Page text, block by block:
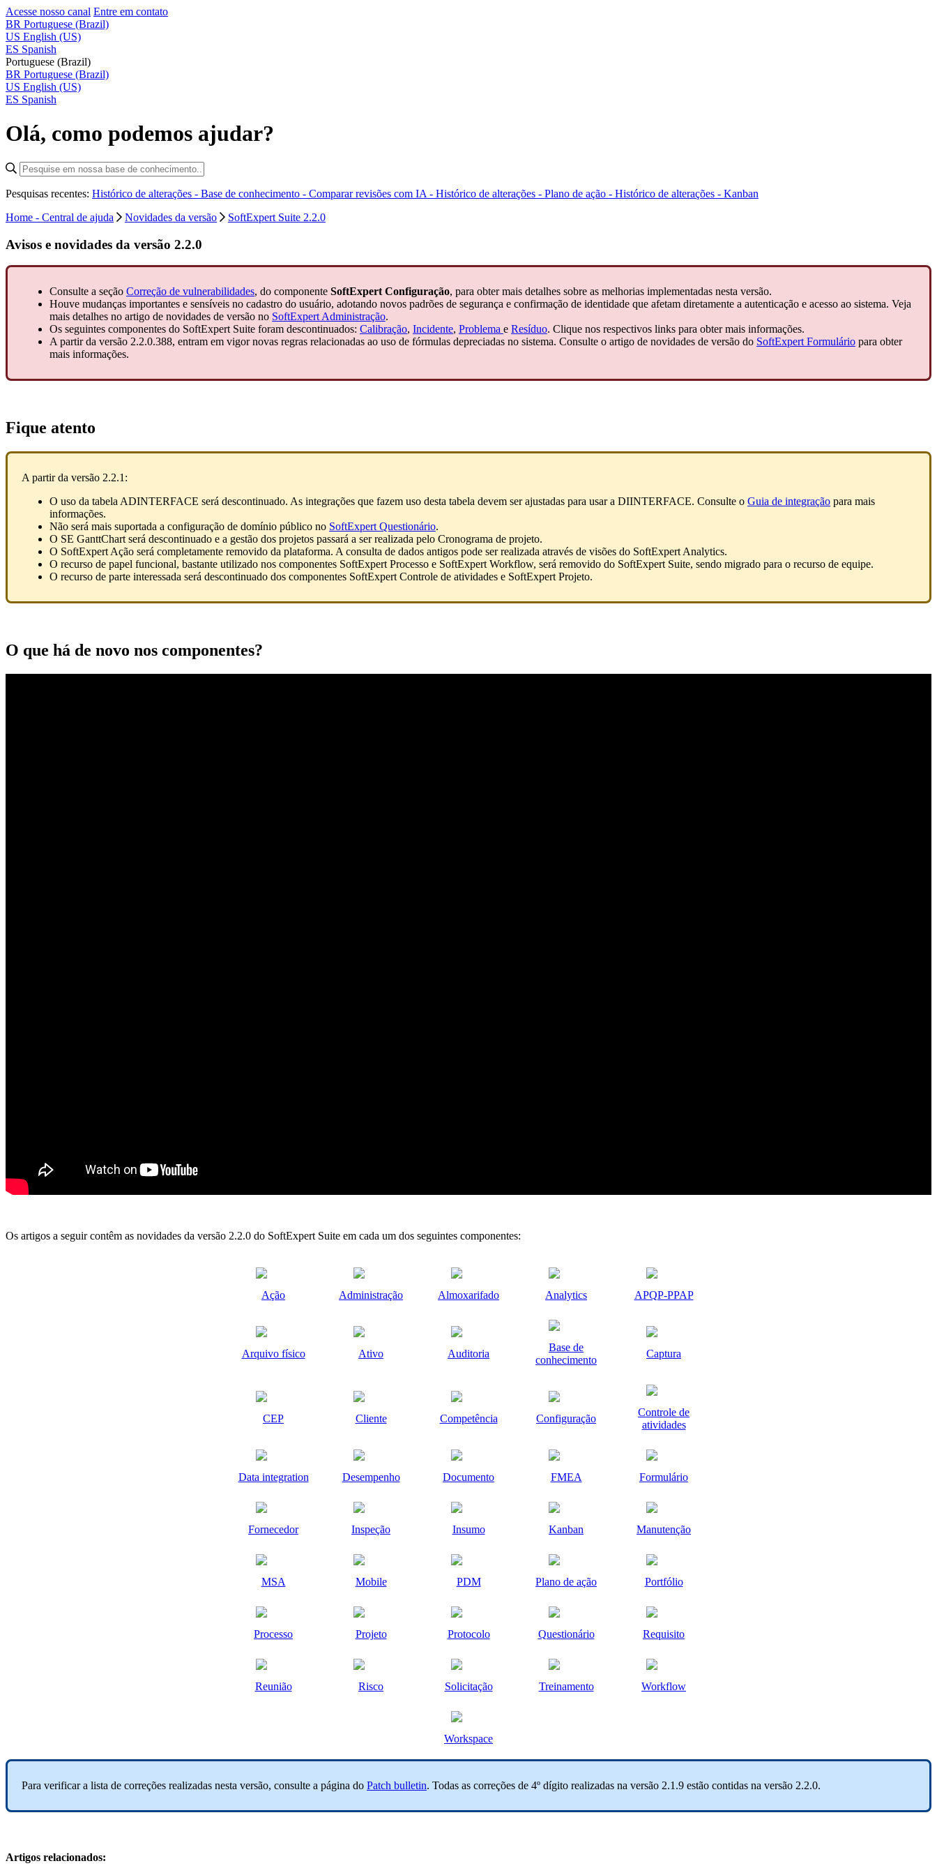
Acesse nosso canal Entre em contato
BR Portuguese (Brazil)
US English (US)
ES Spanish
Portuguese (Brazil)
BR Portuguese (Brazil)
US English (US)
ES Spanish
Olá, como podemos ajudar?
Pesquisas recentes: Histórico de alterações - Base de conhecimento - Comparar revisões com IA - Histórico de alterações - Plano de ação - Histórico de alterações - Kanban
Home - Central de ajuda
Novidades da versão SoftExpert Suite 2.2.0
Avisos e novidades da versão 2.2.0
Consulte a seção Correção de vulnerabilidades, do componente SoftExpert Configuração, para obter mais detalhes sobre as melhorias implementadas nesta versão.
Houve mudanças importantes e sensíveis no cadastro do usuário, adotando novos padrões de segurança e confirmação de identidade que afetam diretamente a autenticação e acesso ao sistema. Veja
mais detalhes no artigo de novidades de versão no SoftExpert Administração.
Os seguintes componentes do SoftExpert Suite foram descontinuados: Calibração, Incidente, Problema e Resíduo. Clique nos respectivos links para obter mais informações.
A partir da versão 2.2.0.388, entram em vigor novas regras relacionadas ao uso de fórmulas depreciadas no sistema. Consulte o artigo de novidades de versão do SoftExpert Formulário para obter
mais informações.
Fique atento
A partir da versão 2.2.1:
O uso da tabela ADINTERFACE será descontinuado. As integrações que fazem uso desta tabela devem ser ajustadas para usar a DIINTERFACE. Consulte o Guia de integração para mais
informações.
Não será mais suportada a configuração de domínio público no SoftExpert Questionário.
O SE GanttChart será descontinuado e a gestão dos projetos passará a ser realizada pelo Cronograma de projeto.
O SoftExpert Ação será completamente removido da plataforma. A consulta de dados antigos pode ser realizada através de visões do SoftExpert Analytics.
O recurso de papel funcional, bastante utilizado nos componentes SoftExpert Processo e SoftExpert Workflow, será removido do SoftExpert Suite, sendo migrado para o recurso de equipe.
O recurso de parte interessada será descontinuado dos componentes SoftExpert Controle de atividades e SoftExpert Projeto.
O que há de novo nos componentes?
Os artigos a seguir contêm as novidades da versão 2.2.0 do SoftExpert Suite em cada um dos seguintes componentes:
Ação Administração Almoxarifado Analytics APQP-PPAP
Arquivo físico Ativo Auditoria
Base de
conhecimento
Captura
CEP Cliente Competência Configuração
Controle de
atividades
Data integration Desempenho Documento FMEA Formulário
Fornecedor Inspeção Insumo Kanban Manutenção
MSA Mobile PDM Plano de ação Portfólio
Processo Projeto Protocolo Questionário Requisito
Reunião Risco Solicitação Treinamento Workflow
Workspace
Para verificar a lista de correções realizadas nesta versão, consulte a página do Patch bulletin. Todas as correções de 4º dígito realizadas na versão 2.1.9 estão contidas na versão 2.2.0.
Artigos relacionados: